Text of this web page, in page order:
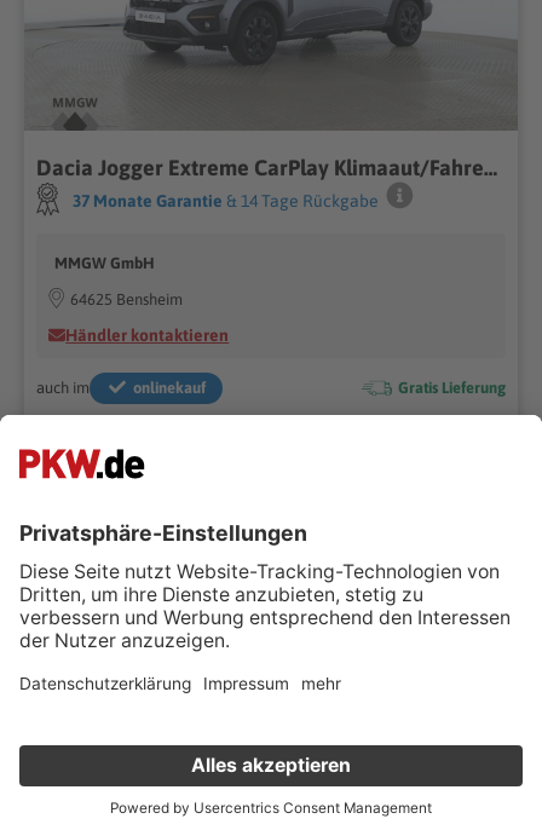
Dacia Jogger Extreme CarPlay Klimaaut/Fahrerprofil/DAB
37 Monate Garantie & 14 Tage Rückgabe
MMGW GmbH
64625 Bensheim
Händler kontaktieren
auch im onlinekauf Gratis Lieferung
19.221 km
09/2025
131g CO₂/km (komb.)* | 5.8 l/100km (komb.)* | CO₂-Klasse D*
€ 18.490 ,-
Verkauf deinen Gebrauchten online